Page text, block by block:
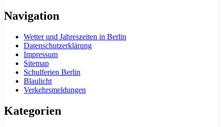
Navigation
Wetter und Jahreszeiten in Berlin
Datenschutzerklärung
Impressum
Sitemap
Schulferien Berlin
Blaulicht
Verkehrsmeldungen
Kategorien